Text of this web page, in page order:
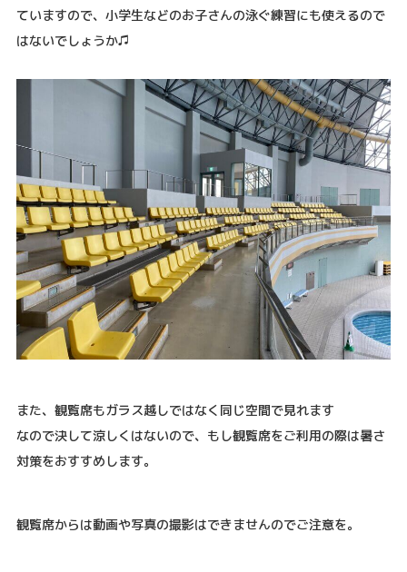
ていますので、小学生などのお子さんの泳ぐ練習にも使えるので
はないでしょうか♫
また、観覧席もガラス越しではなく同じ空間で見れます
なので決して涼しくはないので、もし観覧席をご利用の際は暑さ
対策をおすすめします。
観覧席からは動画や写真の撮影はできませんのでご注意を。